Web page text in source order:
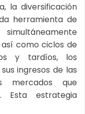
la diversificación
herramienta de
como ciclos de
y tardíos, los
ingresos de las
mercados que
Esta estrategia